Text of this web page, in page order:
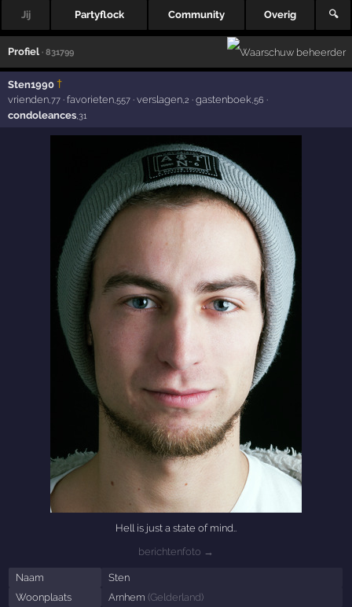
Jij Partyflock Community Overig 🔍
Profiel · 831799
Sten1990 †
vrienden ,77 ·favorieten ,557 ·verslagen ,2 ·gastenboek ,56 ·
condoleances ,31
Hell is just a state of mind..
berichtenfoto →
Naam
Sten
Woonplaats
Arnhem (Gelderland)